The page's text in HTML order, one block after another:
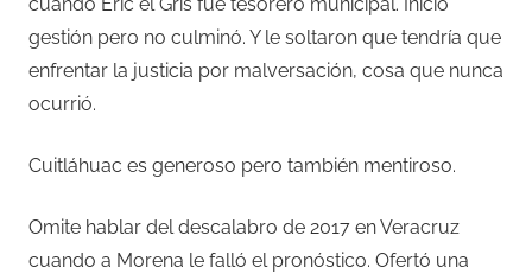
gestión pero no culminó. Y le soltaron que tendría que
enfrentar la justicia por malversación, cosa que nunca
ocurrió.
Cuitláhuac es generoso pero también mentiroso.
Omite hablar del descalabro de 2017 en Veracruz
cuando a Morena le falló el pronóstico. Ofertó una